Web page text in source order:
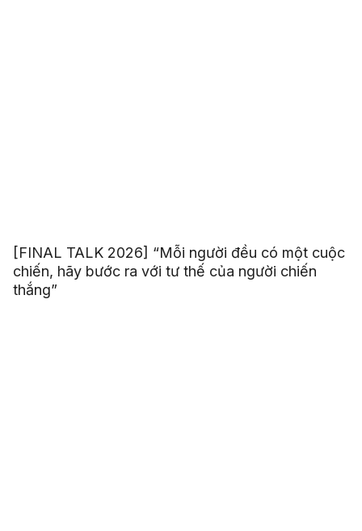
[FINAL TALK 2026] “Mỗi người đều có một cuộc
chiến, hãy bước ra với tư thế của người chiến
thắng”